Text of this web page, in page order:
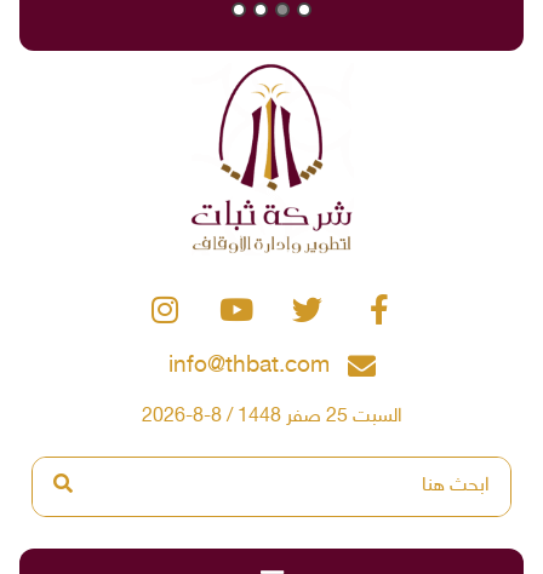
info@thbat.com
السبت 25 صفر 1448 / 8-8-2026